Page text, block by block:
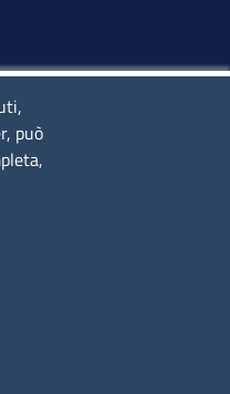
pomeriggio: 16,00 -
può